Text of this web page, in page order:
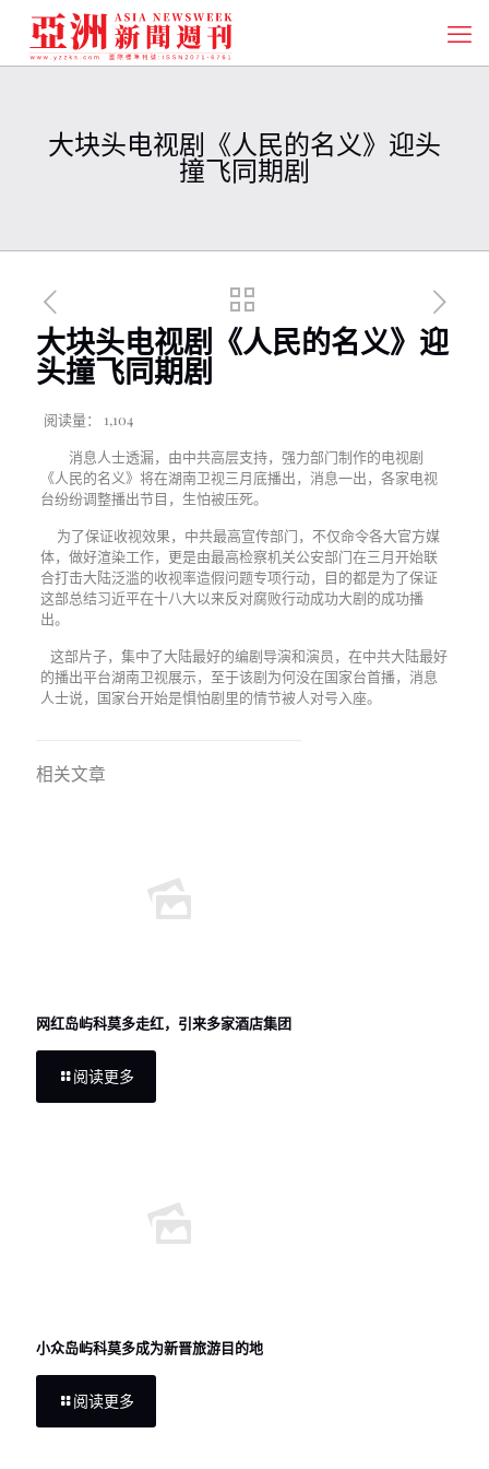
大块头电视剧《人民的名义》迎头
撞飞同期剧
大块头电视剧《人民的名义》迎
头撞飞同期剧
阅读量：
1,104
消息人士透漏，由中共高层支持，强力部门制作的电视剧
《人民的名义》将在湖南卫视三月底播出，消息一出，各家电视
台纷纷调整播出节目，生怕被压死。
为了保证收视效果，中共最高宣传部门，不仅命令各大官方媒
体，做好渲染工作，更是由最高检察机关公安部门在三月开始联
合打击大陆泛滥的收视率造假问题专项行动，目的都是为了保证
这部总结习近平在十八大以来反对腐败行动成功大剧的成功播
出。
这部片子，集中了大陆最好的编剧导演和演员，在中共大陆最好
的播出平台湖南卫视展示，至于该剧为何没在国家台首播，消息
人士说，国家台开始是惧怕剧里的情节被人对号入座。
相关文章
网红岛屿科莫多走红，引来多家酒店集团
阅读更多
小众岛屿科莫多成为新晋旅游目的地
阅读更多